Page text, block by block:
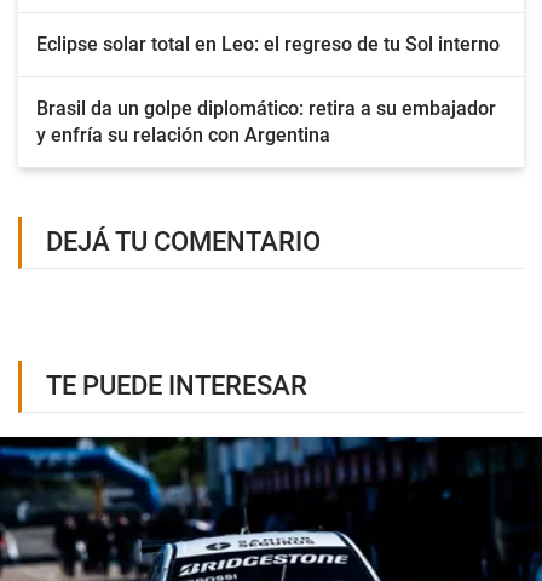
Eclipse solar total en Leo: el regreso de tu Sol interno
Brasil da un golpe diplomático: retira a su embajador
y enfría su relación con Argentina
DEJÁ TU COMENTARIO
TE PUEDE INTERESAR